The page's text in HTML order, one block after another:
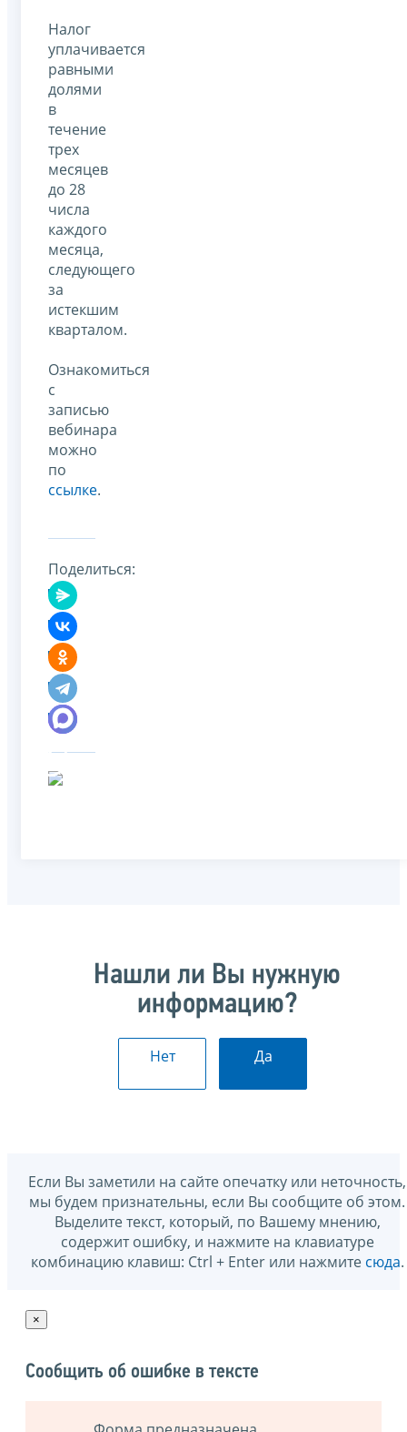
Налог
уплачивается
равными
долями
в
течение
трех
месяцев
до 28
числа
каждого
месяца,
следующего
за
истекшим
кварталом.
Ознакомиться
с
записью
вебинара
можно
по
ссылке.
Поделиться:
Нашли ли Вы нужную
информацию?
Нет Да
Если Вы заметили на сайте опечатку или неточность,
мы будем признательны, если Вы сообщите об этом.
Выделите текст, который, по Вашему мнению,
содержит ошибку, и нажмите на клавиатуре
комбинацию клавиш: Ctrl + Enter или нажмите сюда.
×
Сообщить об ошибке в тексте